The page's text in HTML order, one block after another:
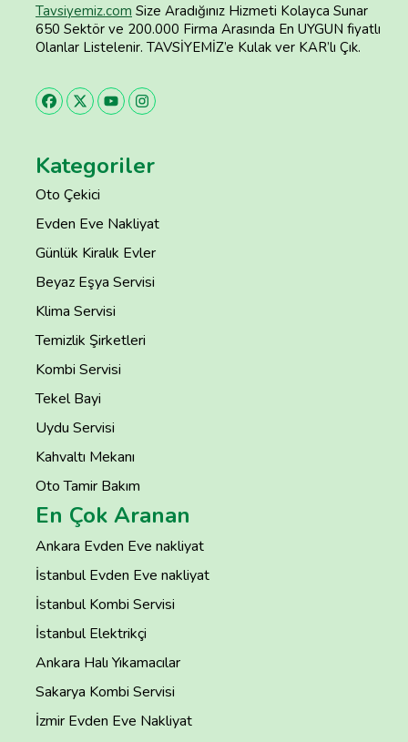
Tavsiyemiz.com Size Aradığınız Hizmeti Kolayca Sunar
650 Sektör ve 200.000 Firma Arasında En UYGUN fiyatlı
Olanlar Listelenir. TAVSİYEMİZ’e Kulak ver KAR’lı Çık.
Kategoriler
Oto Çekici
Evden Eve Nakliyat
Günlük Kiralık Evler
Beyaz Eşya Servisi
Klima Servisi
Temizlik Şirketleri
Kombi Servisi
Tekel Bayi
Uydu Servisi
Kahvaltı Mekanı
Oto Tamir Bakım
En Çok Aranan
Ankara Evden Eve nakliyat
İstanbul Evden Eve nakliyat
İstanbul Kombi Servisi
İstanbul Elektrikçi
Ankara Halı Yıkamacılar
Sakarya Kombi Servisi
İzmir Evden Eve Nakliyat